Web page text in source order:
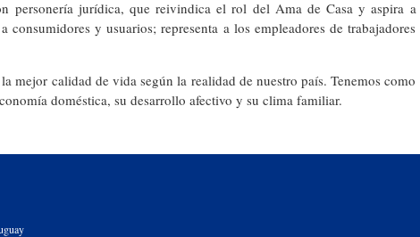
personería jurídica, que reivindica el rol del Ama de Casa y aspira a
y usuarios; representa a los empleadores de trabajadores
mejor calidad de vida según la realidad de nuestro país. Tenemos como
doméstica, su desarrollo afectivo y su clima familiar.